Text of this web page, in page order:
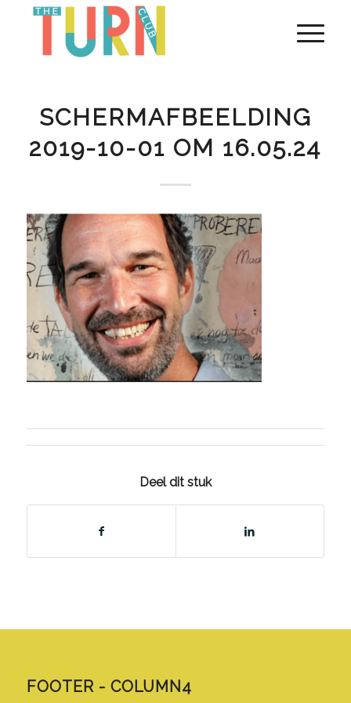
SCHERMAFBEELDING
2019-10-01 OM 16.05.24
Deel dit stuk
FOOTER - COLUMN4